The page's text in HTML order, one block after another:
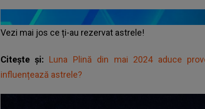
Vezi mai jos ce ți-au rezervat astrele!
Citește și: Luna Plină din mai 2024 aduce
influențează astrele?